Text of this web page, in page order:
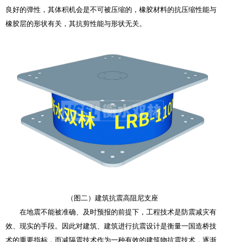
良好的弹性，其体积机会是不可被压缩的，橡胶材料的抗压缩性能与
橡胶层的形状有关，其抗剪性能与形状无关。
（图二）建筑抗震高阻尼支座
在地震不能被准确、及时预报的前提下，工程技术是防震减灾有
效、现实的手段。因此对建筑、建筑进行抗震设计是衡量一国造桥技
术的重要指标，而减隔震技术作为一种有效的建筑物抗震技术，逐渐